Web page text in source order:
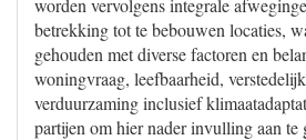
worden vervolgens integrale
betrekking tot te bebouwen locaties,
gehouden met diverse factoren en
woningvraag, leefbaarheid,
verduurzaming inclusief
partijen om hier nader invulling aan te